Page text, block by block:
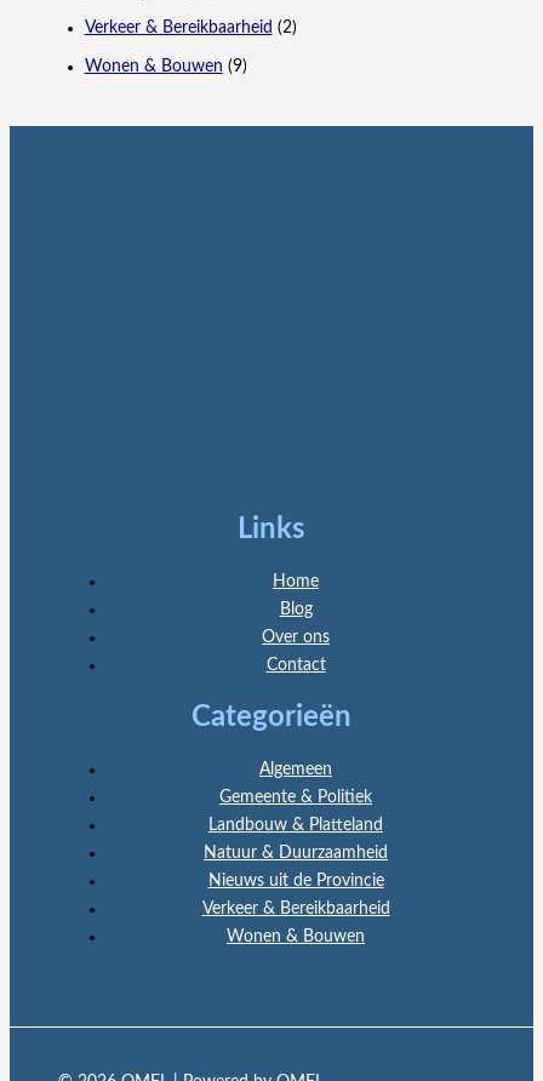
Verkeer & Bereikbaarheid (2)
Wonen & Bouwen (9)
Links
Home
Blog
Over ons
Contact
Categorieën
Algemeen
Gemeente & Politiek
Landbouw & Platteland
Natuur & Duurzaamheid
Nieuws uit de Provincie
Verkeer & Bereikbaarheid
Wonen & Bouwen